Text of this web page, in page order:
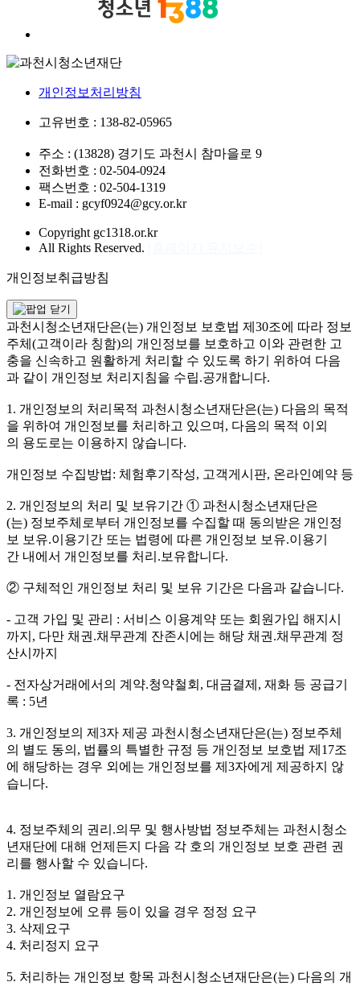
개인정보처리방침
고유번호 : 138-82-05965
주소 : (13828) 경기도 과천시 참마을로 9
전화번호 : 02-504-0924
팩스번호 : 02-504-1319
E-mail : gcyf0924@gcy.or.kr
Copyright gc1318.or.kr
All Rights Reserved.
개인정보취급방침
과천시청소년재단은(는) 개인정보 보호법 제30조에 따라 정보
주체(고객이라 칭함)의 개인정보를 보호하고 이와 관련한 고
충을 신속하고 원활하게 처리할 수 있도록 하기 위하여 다음
과 같이 개인정보 처리지침을 수립.공개합니다.
1. 개인정보의 처리목적 과천시청소년재단은(는) 다음의 목적
을 위하여 개인정보를 처리하고 있으며, 다음의 목적 이외
의 용도로는 이용하지 않습니다.
개인정보 수집방법: 체험후기작성, 고객게시판, 온라인예약 등
2. 개인정보의 처리 및 보유기간 ① 과천시청소년재단은
(는) 정보주체로부터 개인정보를 수집할 때 동의받은 개인정
보 보유.이용기간 또는 법령에 따른 개인정보 보유.이용기
간 내에서 개인정보를 처리.보유합니다.
② 구체적인 개인정보 처리 및 보유 기간은 다음과 같습니다.
- 고객 가입 및 관리 : 서비스 이용계약 또는 회원가입 해지시
까지, 다만 채권.채무관계 잔존시에는 해당 채권.채무관계 정
산시까지
- 전자상거래에서의 계약.청약철회, 대금결제, 재화 등 공급기
록 : 5년
3. 개인정보의 제3자 제공 과천시청소년재단은(는) 정보주체
의 별도 동의, 법률의 특별한 규정 등 개인정보 보호법 제17조
에 해당하는 경우 외에는 개인정보를 제3자에게 제공하지 않
습니다.
4. 정보주체의 권리.의무 및 행사방법 정보주체는 과천시청소
년재단에 대해 언제든지 다음 각 호의 개인정보 보호 관련 권
리를 행사할 수 있습니다.
1. 개인정보 열람요구
2. 개인정보에 오류 등이 있을 경우 정정 요구
3. 삭제요구
4. 처리정지 요구
5. 처리하는 개인정보 항목 과천시청소년재단은(는) 다음의 개